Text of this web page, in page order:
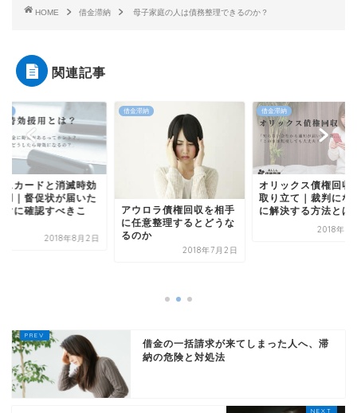
HOME 借金滞納 母子家庭の人は債務整理できるのか？
関連記事
スカードと消滅時効
用｜督促状が届いた
ぐに確認すべきこ
2018年8月2日
借金滞納
アウロラ債権回収を相手
に任意整理するとどうな
るのか
2018年7月2日
借金滞納
オリックス債権回収
取り立て｜裁判にな
に解決する方法とは
2018年7
借金の一括請求が来てしまった人へ、滞
納の危険と対処法